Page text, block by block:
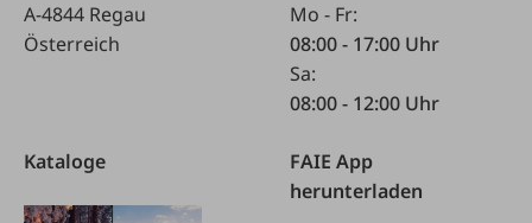
A-4844 Regau
Österreich
Mo - Fr:
08:00 - 17:00 Uhr
Sa:
08:00 - 12:00 Uhr
Kataloge
FAIE App
herunterladen